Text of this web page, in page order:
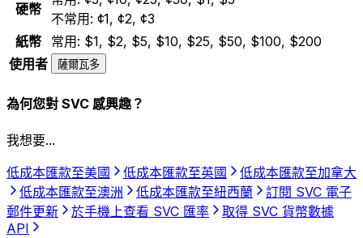
硬幣
不常用: ¢1, ¢2, ¢3
紙幣
常用: $1, $2, $5, $10, $25, $50, $100, $200
使用者
薩爾瓦多
為何您對 SVC 感興趣？
我想要...
低成本匯款至美國
低成本匯款至英國
低成本匯款至加拿大
低成本匯款至澳洲
低成本匯款至紐西蘭
訂閱 SVC 電子
郵件更新
於手機上查看 SVC 匯率
取得 SVC 貨幣數據
API